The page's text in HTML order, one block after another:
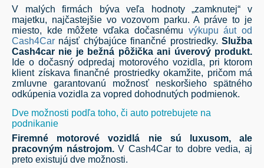
V malých firmách býva veľa hodnoty „zamknutej“ v
majetku, najčastejšie vo vozovom parku. A práve to je
miesto, kde môžete vďaka dočasnému výkupu áut od
Cash4Car nájsť chýbajúce finančné prostriedky. Služba
Cash4car nie je bežná pôžička ani úverový produkt.
Ide o dočasný odpredaj motorového vozidla, pri ktorom
klient získava finančné prostriedky okamžite, pričom má
zmluvne garantovanú možnosť neskoršieho spätného
odkúpenia vozidla za vopred dohodnutých podmienok.
Dve možnosti podľa toho, či auto potrebujete na
podnikanie
Firemné motorové vozidlá nie sú luxusom, ale
pracovným nástrojom.V Cash4Car to dobre vedia, aj
preto existujú dve možnosti.